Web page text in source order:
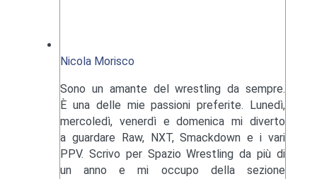
Nicola Morisco
Sono un amante del wrestling da sempre.
È una delle mie passioni preferite. Lunedì,
mercoledì, venerdì e domenica mi diverto
a guardare Raw, NXT, Smackdown e i vari
PPV. Scrivo per Spazio Wrestling da più di
un anno e mi occupo della sezione